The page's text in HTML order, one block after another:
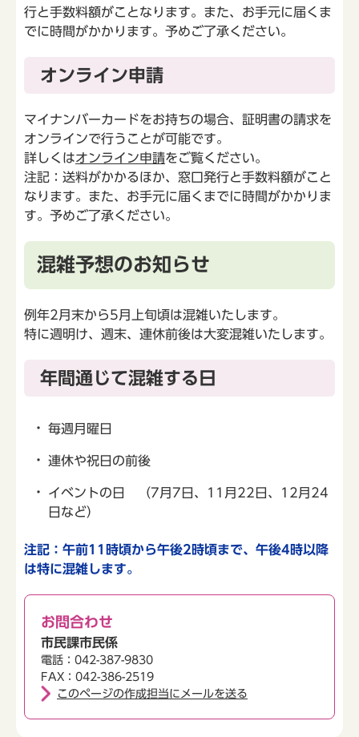
行と手数料額がことなります。また、お手元に届くま
でに時間がかかります。予めご了承ください。
オンライン申請
マイナンバーカードをお持ちの場合、証明書の請求を
オンラインで行うことが可能です。
詳しくはオンライン申請をご覧ください。
注記：送料がかかるほか、窓口発行と手数料額がこと
なります。また、お手元に届くまでに時間がかかりま
す。予めご了承ください。
混雑予想のお知らせ
例年2月末から5月上旬頃は混雑いたします。
特に週明け、週末、連休前後は大変混雑いたします。
年間通じて混雑する日
毎週月曜日
連休や祝日の前後
イベントの日 （7月7日、11月22日、12月24
日など）
注記：午前11時頃から午後2時頃まで、午後4時以降
は特に混雑します。
お問合わせ
市民課市民係
電話：042-387-9830
FAX：042-386-2519
このページの作成担当にメールを送る